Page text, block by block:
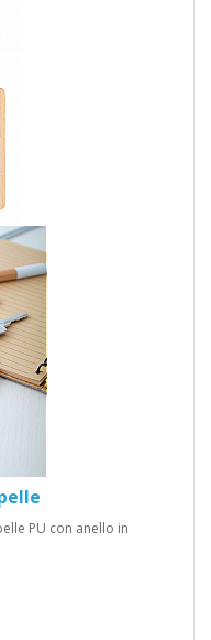
e intramontabile.
adatta perfettamente a
con incisioni o con
dal fascino unico.
versatile e economica.
gamma di colori e
a colori vivaci, creando
considerando
puoi personalizzare il
o un'immagine
marchio o il tuo stile
PU con anello in